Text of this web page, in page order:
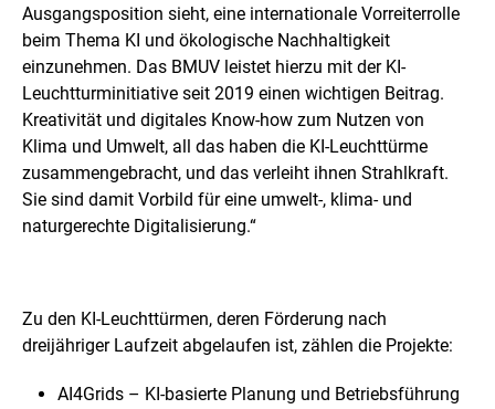
Ausgangsposition sieht, eine internationale Vorreiterrolle
beim Thema KI und ökologische Nachhaltigkeit
einzunehmen. Das BMUV leistet hierzu mit der KI-
Leuchtturminitiative seit 2019 einen wichtigen Beitrag.
Kreativität und digitales Know-how zum Nutzen von
Klima und Umwelt, all das haben die KI-Leuchttürme
zusammengebracht, und das verleiht ihnen Strahlkraft.
Sie sind damit Vorbild für eine umwelt-, klima- und
naturgerechte Digitalisierung.“
Zu den KI-Leuchttürmen, deren Förderung nach
dreijähriger Laufzeit abgelaufen ist, zählen die Projekte:
AI4Grids – KI-basierte Planung und Betriebsführung